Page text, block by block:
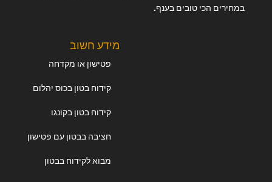
במחירים הכי טובים בענף.
מידע חשוב
פטישון או מקדחה
קידוח בטון בכוס יהלום
קידוח בטון בקונגו
חציבה בבטון עם פטישון
מבוא לקידוח בבטון